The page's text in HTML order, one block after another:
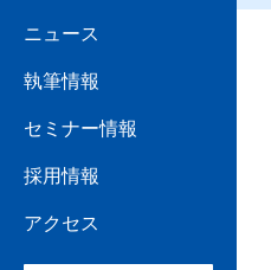
ニュース
執筆情報
セミナー情報
採用情報
アクセス